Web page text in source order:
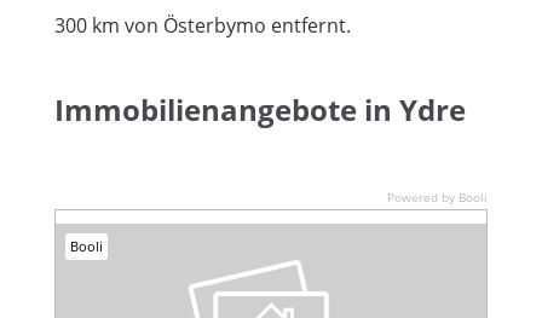
300 km von Österbymo entfernt.
Immobilienangebote in Ydre
Powered by Booli
Booli